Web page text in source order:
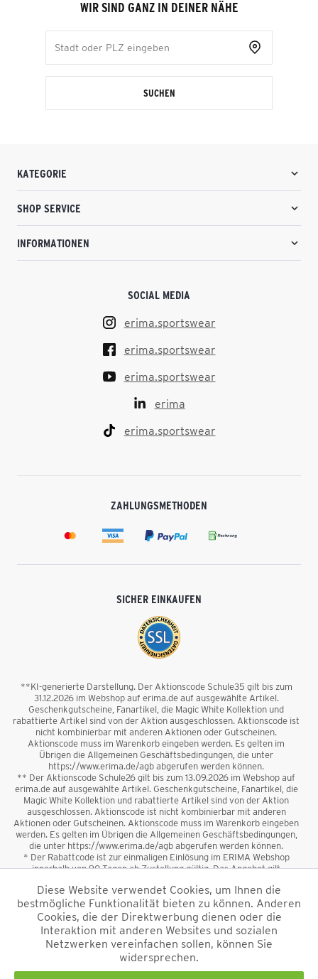
WIR SIND GANZ IN DEINER NÄHE
SUCHEN
KATEGORIE
SHOP SERVICE
INFORMATIONEN
SOCIAL MEDIA
erima.sportswear
erima.sportswear
erima.sportswear
erima
erima.sportswear
ZAHLUNGSMETHODEN
SICHER EINKAUFEN
**KI-generierte Darstellung. Der Aktionscode Schule35 gilt bis zum
31.12.2026 im Webshop auf erima.de auf ausgewählte Artikel.
Geschenkgutscheine, Fanartikel, die Magic White Kollektion und
rabattierte Artikel sind von der Aktion ausgeschlossen. Aktionscode ist
nicht kombinierbar mit anderen Aktionen oder Gutscheinen.
Aktionscode muss im Warenkorb eingeben werden. Es gelten im
Übrigen die Allgemeinen Geschäftsbedingungen, die unter
https://www.erima.de/agb abgerufen werden können.
** Der Aktionscode Schule26 gilt bis zum 13.09.2026 im Webshop auf
erima.de auf ausgewählte Artikel. Geschenkgutscheine, Fanartikel, die
Magic White Kollektion und rabattierte Artikel sind von der Aktion
ausgeschlossen. Aktionscode ist nicht kombinierbar mit anderen
Aktionen oder Gutscheinen. Aktionscode muss im Warenkorb eingeben
werden. Es gelten im Übrigen die Allgemeinen Geschäftsbedingungen,
die unter https://www.erima.de/agb abgerufen werden können.
* Der Rabattcode ist zur einmaligen Einlösung im ERIMA Webshop
innerhalb von 90 Tagen ab Zustellung gültig. Das Angebot gilt
sowie Geschenkgutscheine sind vom Rabatt ausgeschlossen. Der
Rabattcode ist nicht mit anderen Aktionen oder Gutscheinen
kombinierbar. Der Mindestbestellwert beträgt 50 €
*Alle Preise verstehen sich inkl. Mehrwertsteuer und zzgl.
und ggf. Nachnahmegebühren, wenn nicht anders
beschrieben.
Diese Website verwendet Cookies, um Ihnen die
bestmögliche Funktionalität bieten zu können. Anderen
Cookies, die der Direktwerbung dienen oder die
Interaktion mit anderen Websites und sozialen
Netzwerken vereinfachen sollen, können Sie
widersprechen.